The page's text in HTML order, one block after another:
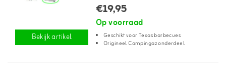
Bekijk artikel
€19,95
Op voorraad
Geschikt voor Texas barbecues
Origineel Campingaz onderdeel